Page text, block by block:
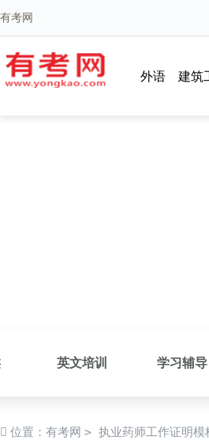
有考网
外语 建筑
英文培训 学习辅导
位置： 有考网 > 执业药师工作证明模